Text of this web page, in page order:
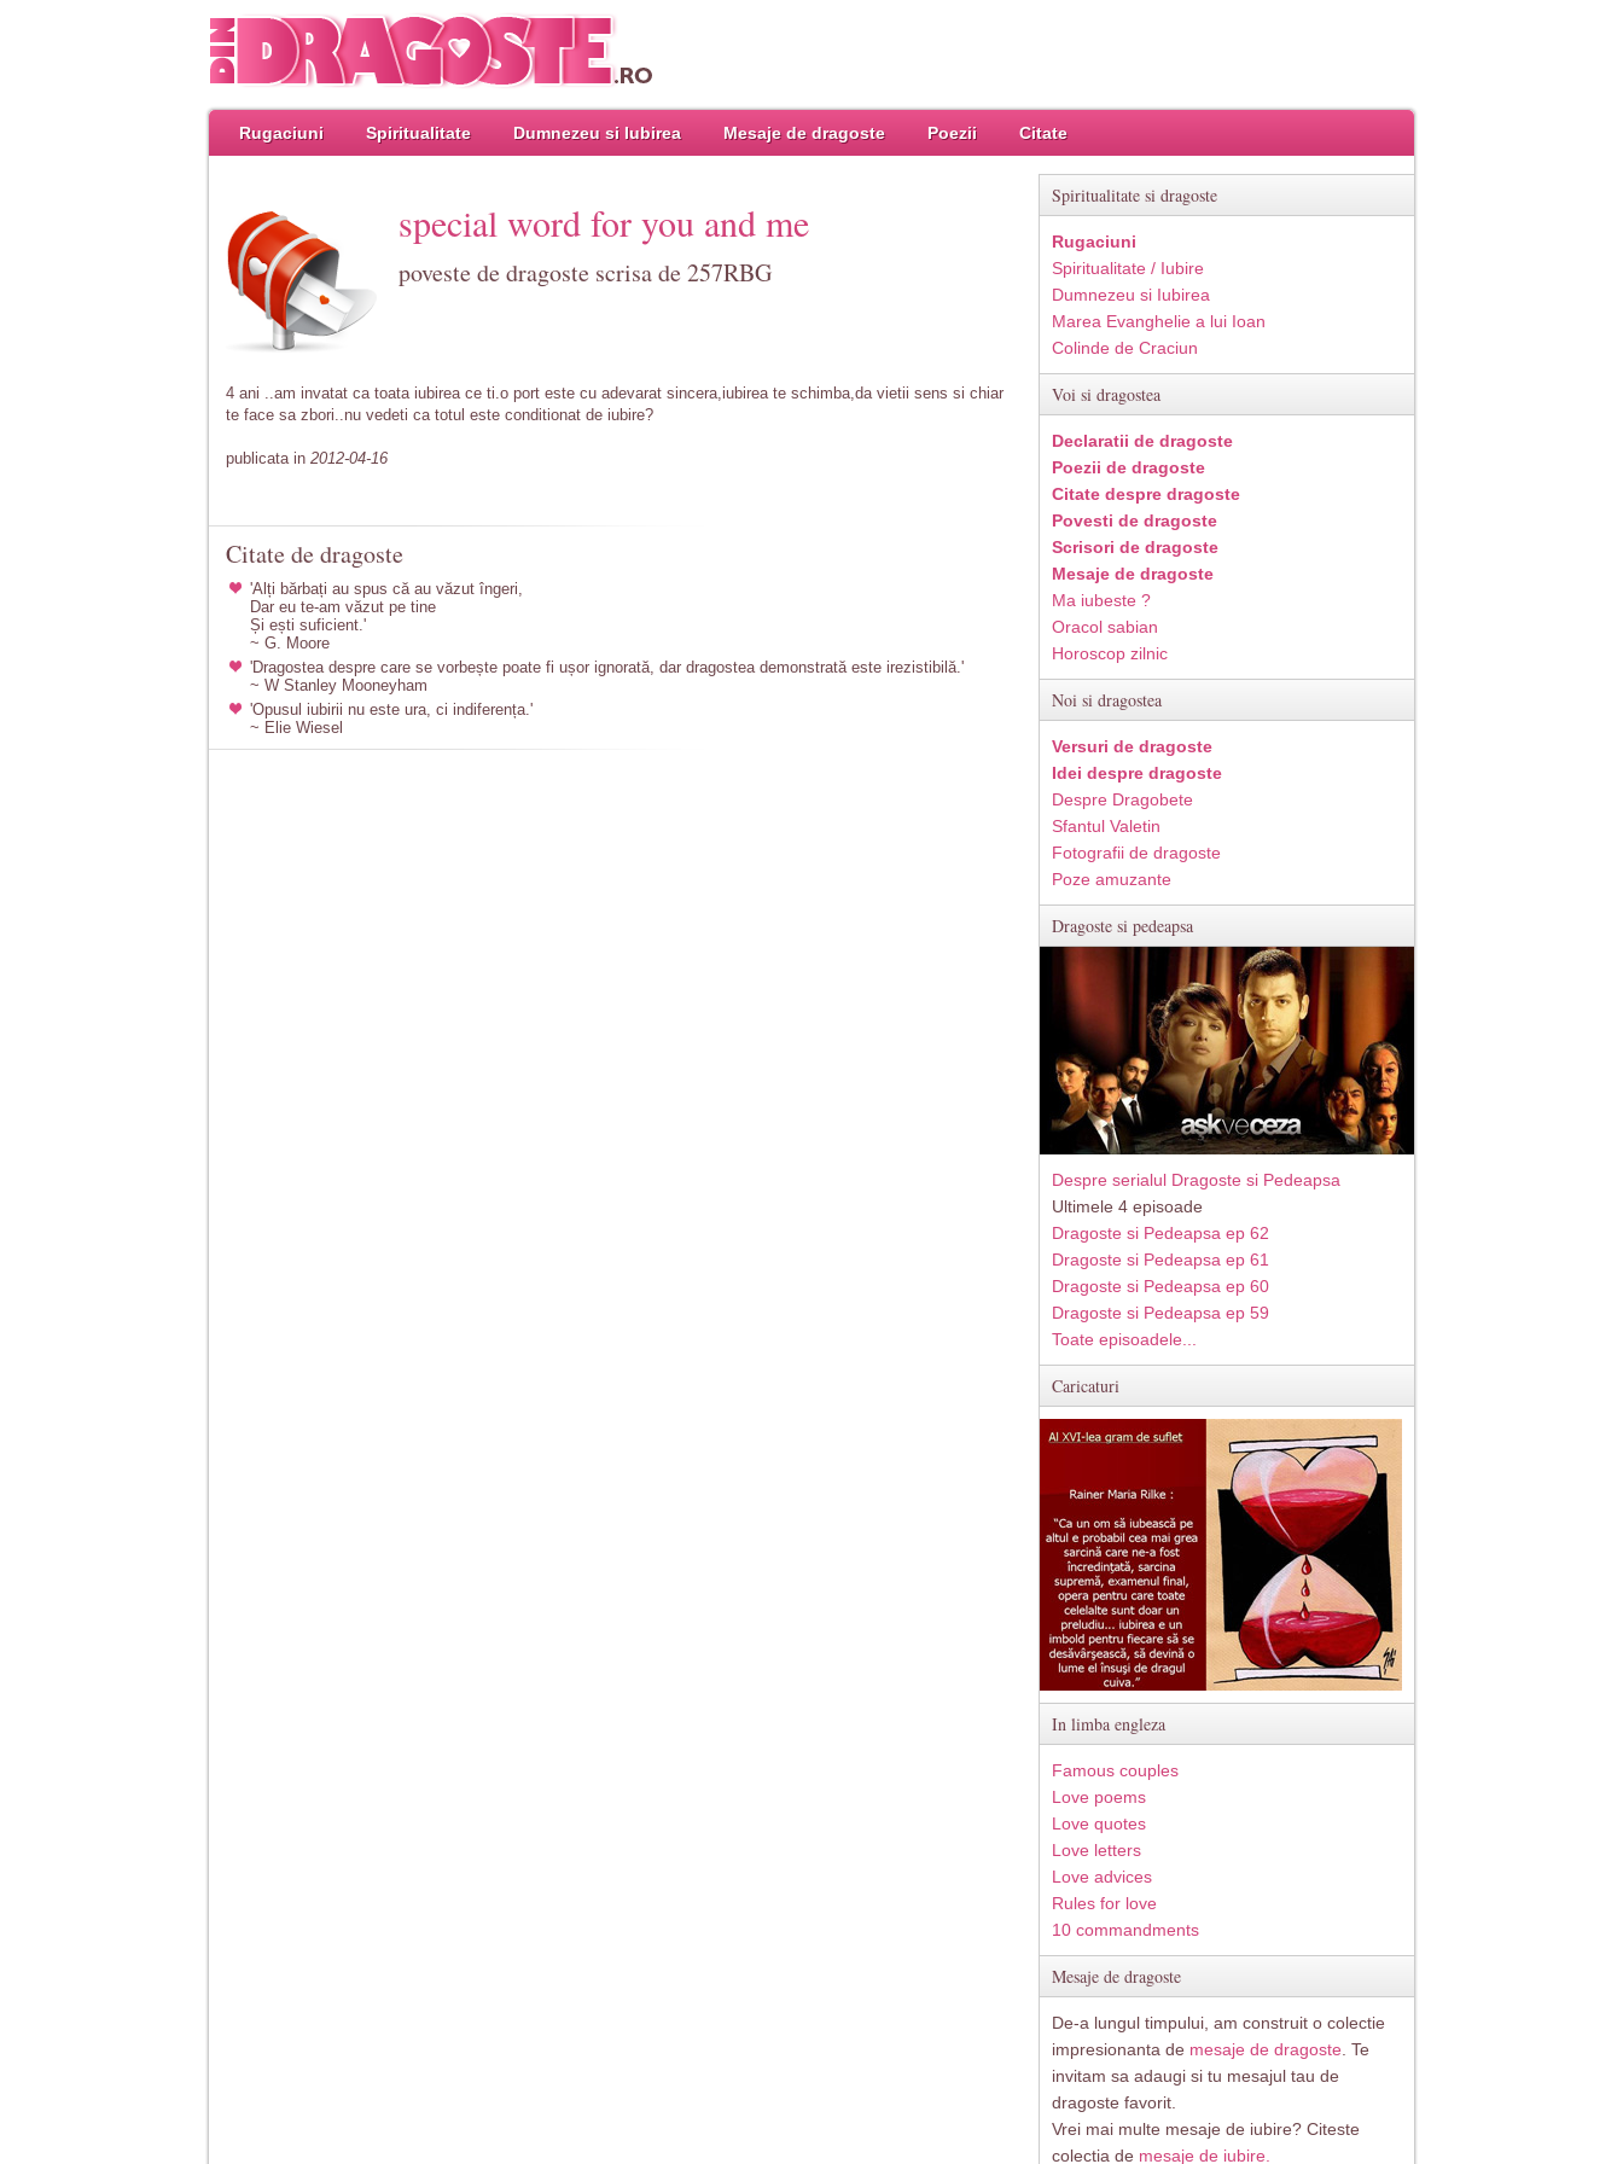
Rugaciuni Spiritualitate Dumnezeu si Iubirea Mesaje de dragoste Poezii Citate
special word for you and me
poveste de dragoste scrisa de 257RBG
4 ani ..am invatat ca toata iubirea ce ti.o port este cu adevarat sincera,iubirea te schimba,da vietii sens si chiar
te face sa zbori..nu vedeti ca totul este conditionat de iubire?
publicata in 2012-04-16
Citate de dragoste
'Alți bărbați au spus că au văzut îngeri,
Dar eu te-am văzut pe tine
Și ești suficient.'
~ G. Moore
'Dragostea despre care se vorbește poate fi ușor ignorată, dar dragostea demonstrată este irezistibilă.'
~ W Stanley Mooneyham
'Opusul iubirii nu este ura, ci indiferența.'
~ Elie Wiesel
Spiritualitate si dragoste
Rugaciuni
Spiritualitate / Iubire
Dumnezeu si Iubirea
Marea Evanghelie a lui Ioan
Colinde de Craciun
Voi si dragostea
Declaratii de dragoste
Poezii de dragoste
Citate despre dragoste
Povesti de dragoste
Scrisori de dragoste
Mesaje de dragoste
Ma iubeste ?
Oracol sabian
Horoscop zilnic
Noi si dragostea
Versuri de dragoste
Idei despre dragoste
Despre Dragobete
Sfantul Valetin
Fotografii de dragoste
Poze amuzante
Dragoste si pedeapsa
Despre serialul Dragoste si Pedeapsa
Ultimele 4 episoade
Dragoste si Pedeapsa ep 62
Dragoste si Pedeapsa ep 61
Dragoste si Pedeapsa ep 60
Dragoste si Pedeapsa ep 59
Toate episoadele...
Caricaturi
In limba engleza
Famous couples
Love poems
Love quotes
Love letters
Love advices
Rules for love
10 commandments
Mesaje de dragoste
De-a lungul timpului, am construit o colectie
impresionanta de mesaje de dragoste . Te
invitam sa adaugi si tu mesajul tau de
dragoste favorit.
Vrei mai multe mesaje de iubire? Citeste
colectia de mesaje de iubire.